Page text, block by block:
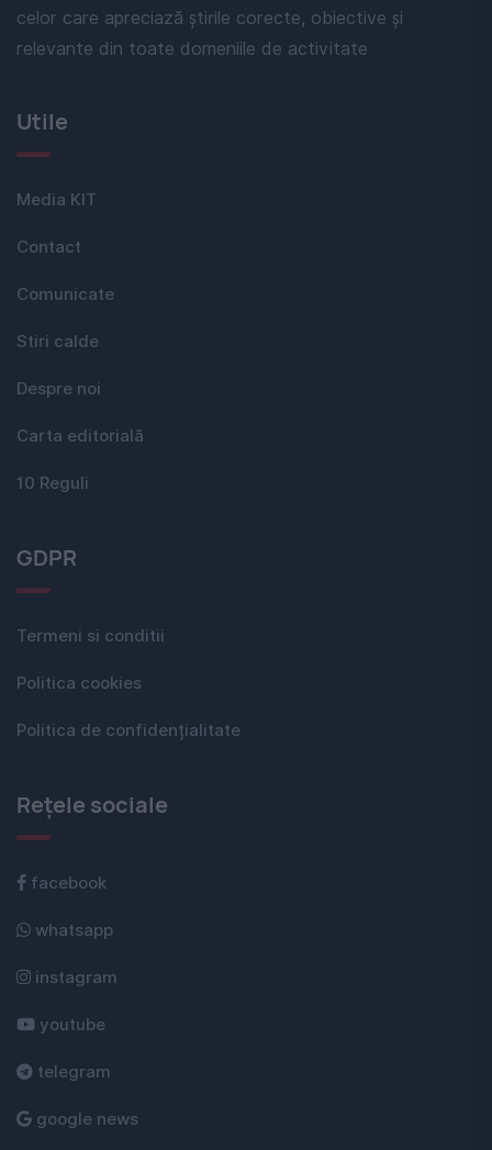
celor care apreciază știrile corecte, obiective și
relevante din toate domeniile de activitate
Utile
Media KIT
Contact
Comunicate
Stiri calde
Despre noi
Carta editorială
10 Reguli
GDPR
Termeni si conditii
Politica cookies
Politica de confidențialitate
Rețele sociale
facebook
whatsapp
instagram
youtube
telegram
google news